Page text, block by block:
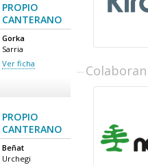
PROPIO
CANTERANO
Gorka
Sarria
Ver ficha
PROPIO
CANTERANO
Beñat
Urchegi
Colaboran